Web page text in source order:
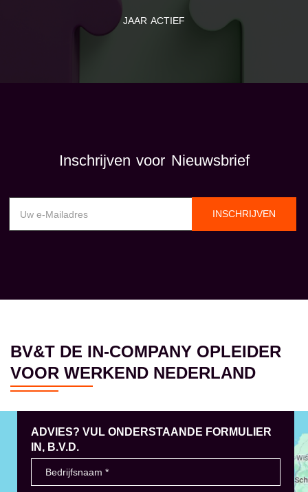
JAAR ACTIEF
Inschrijven voor Nieuwsbrief
INSCHRIJVEN
BV&T DE IN-COMPANY OPLEIDER
VOOR WERKEND NEDERLAND
ADVIES? VUL ONDERSTAANDE FORMULIER
IN, B.V.D.